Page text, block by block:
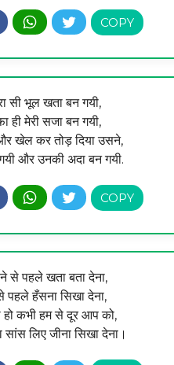
सी भूल खता बन गयी,
ही मेरी सजा बन गयी,
खेल कर तोड़ दिया उसने,
और उनकी अदा बन गयी.
से पहले खता बता देना,
पहले हँसना सिखा देना,
हो कभी हम से दूर आप को,
सांस लिए जीना सिखा देना।